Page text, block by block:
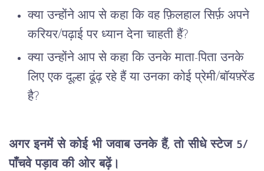
क्या उन्होंने आप से कहा कि वह फ़िलहाल सिर्फ़ अपने
करियर/पढ़ाई पर ध्यान देना चाहती हैं?
क्या उन्होंने आप से कहा कि उनके माता-पिता उनके
लिए एक दूल्हा ढूंढ़ रहे हैं या उनका कोई प्रेमी/बॉयफ़्रेंड
है?
अगर इनमें से कोई भी जवाब उनके हैं, तो सीधे स्टेज 5/
पाँचवे पड़ाव की ओर बढ़ें।